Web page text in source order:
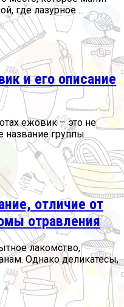
где лазурное ...
и его описание
ежовик – это не
группы
отличие от
отравления
лакомство,
Однако деликатесы,